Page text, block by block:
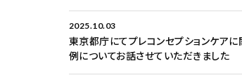
2025.10.03
東京都庁にてプレコンセプションケア
例についてお話させていただきました